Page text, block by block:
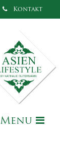
Kontakt
Menu